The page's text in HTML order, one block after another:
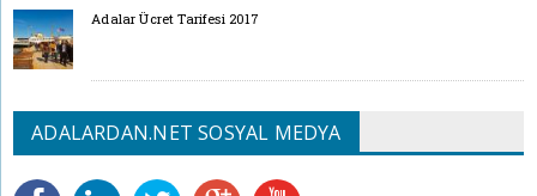
Adalar Ücret Tarifesi 2017
ADALARDAN.NET SOSYAL MEDYA